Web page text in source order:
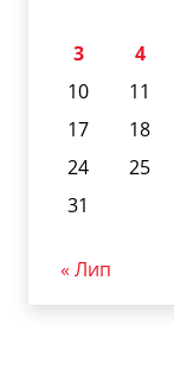
3
4
10
11
17
18
24
25
31
« Лип